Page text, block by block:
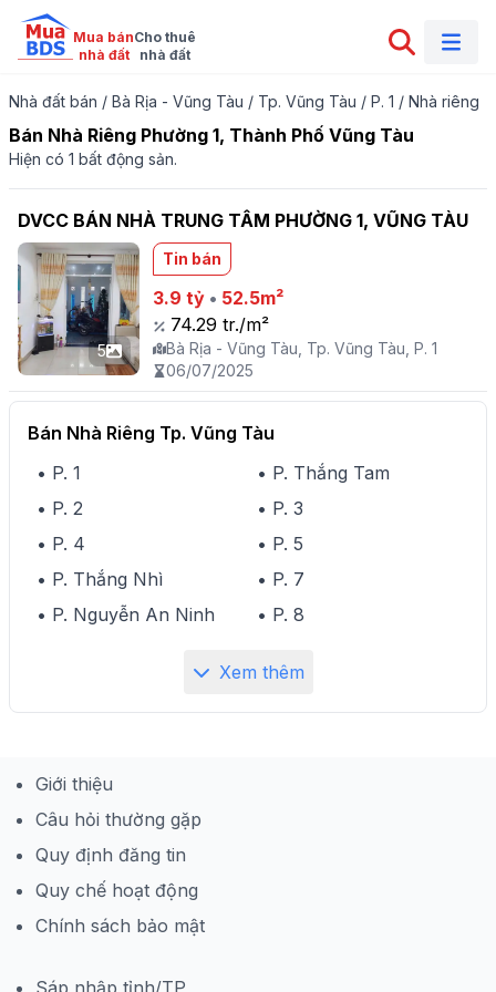
Mua bán
nhà đất
Cho thuê
nhà đất
Nhà đất bán / Bà Rịa - Vũng Tàu / Tp. Vũng Tàu / P. 1 / Nhà riêng
Bán Nhà Riêng Phường 1, Thành Phố Vũng Tàu
Hiện có 1 bất động sản.
DVCC BÁN NHÀ TRUNG TÂM PHƯỜNG 1, VŨNG TÀU
5
Tin bán
3.9 tỷ • 52.5m²
74.29 tr./m²
Bà Rịa - Vũng Tàu, Tp. Vũng Tàu, P. 1
06/07/2025
Bán Nhà Riêng Tp. Vũng Tàu
• P. 1
• P. Thắng Tam
• P. 2
• P. 3
• P. 4
• P. 5
• P. Thắng Nhì
• P. 7
• P. Nguyễn An Ninh
• P. 8
Xem thêm
Giới thiệu
Câu hỏi thường gặp
Quy định đăng tin
Quy chế hoạt động
Chính sách bảo mật
Sáp nhập tỉnh/TP